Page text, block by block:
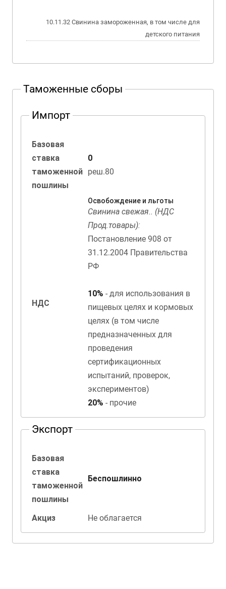
10.11.32 Свинина замороженная, в том числе для
детского питания
Таможенные сборы
Импорт
Базовая
ставка
таможенной
пошлины
0
реш.80
НДС
Освобождение и льготы
Свинина свежая.. (НДС
Прод.товары):
Постановление 908 от
31.12.2004 Правительства
РФ
10% - для использования в
пищевых целях и кормовых
целях (в том числе
предназначенных для
проведения
сертификационных
испытаний, проверок,
экспериментов)
20% - прочие
Экспорт
Базовая
ставка
таможенной
пошлины
Беспошлинно
Акциз Не облагается